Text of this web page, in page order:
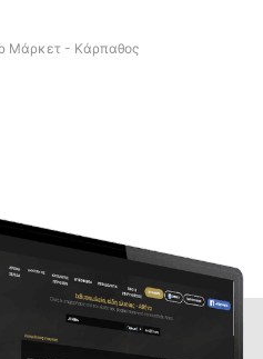
Μάρκετ - Κάρπαθος